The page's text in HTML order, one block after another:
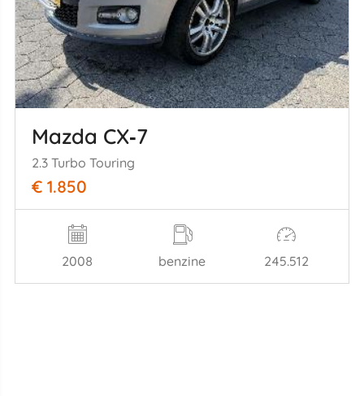
Mazda CX‑7
2.3 Turbo Touring
€ 1.850
2008 benzine 245.512